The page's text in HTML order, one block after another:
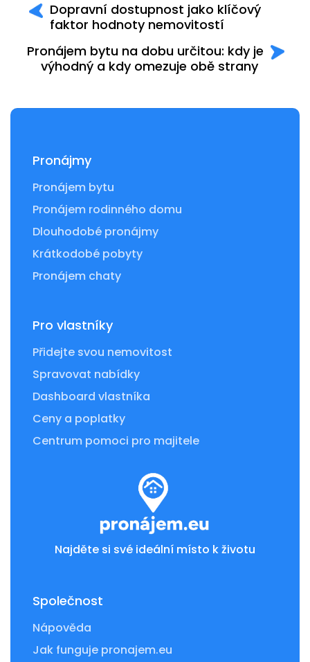
Dopravní dostupnost jako klíčový
faktor hodnoty nemovitostí
Pronájem bytu na dobu určitou: kdy je
výhodný a kdy omezuje obě strany
Pronájmy
Pronájem bytu
Pronájem rodinného domu
Dlouhodobé pronájmy
Krátkodobé pobyty
Pronájem chaty
Pro vlastníky
Přidejte svou nemovitost
Spravovat nabídky
Dashboard vlastníka
Ceny a poplatky
Centrum pomoci pro majitele
Najděte si své ideální místo k životu
Společnost
Nápověda
Jak funguje pronajem.eu